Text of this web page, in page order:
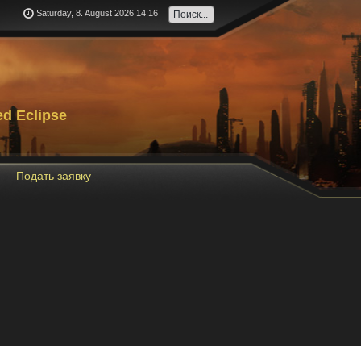
Saturday, 8. August 2026 14:16
Eclipse
Подать заявку